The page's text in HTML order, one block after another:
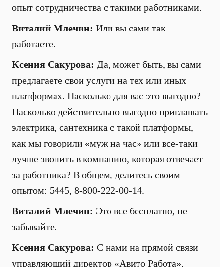
опыт сотрудничества с такими работниками.
Виталий Млечин: Или вы сами так
работаете.
Ксения Сакурова: Да, может быть, вы сами
предлагаете свои услуги на тех или иных
платформах. Насколько для вас это выгодно?
Насколько действительно выгодно приглашать
электрика, сантехника с такой платформы,
как мы говорили «муж на час» или все-таки
лучше звонить в компанию, которая отвечает
за работника? В общем, делитесь своим
опытом: 5445, 8-800-222-00-14.
Виталий Млечин: Это все бесплатно, не
забывайте.
Ксения Сакурова: С нами на прямой связи
управляющий директор «Авито Работа»,